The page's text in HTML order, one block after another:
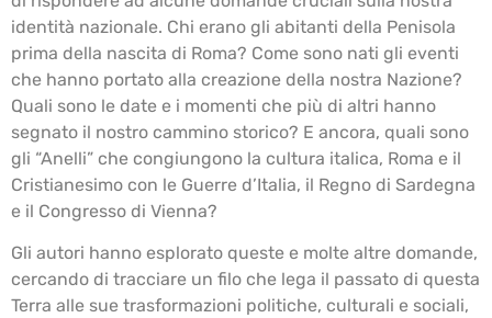
identità nazionale. Chi erano gli abitanti della Penisola
prima della nascita di Roma? Come sono nati gli eventi
che hanno portato alla creazione della nostra Nazione?
Quali sono le date e i momenti che più di altri hanno
segnato il nostro cammino storico? E ancora, quali sono
gli “Anelli” che congiungono la cultura italica, Roma e il
Cristianesimo con le Guerre d’Italia, il Regno di Sardegna
e il Congresso di Vienna?
Gli autori hanno esplorato queste e molte altre domande,
cercando di tracciare un filo che lega il passato di questa
Terra alle sue trasformazioni politiche, culturali e sociali,